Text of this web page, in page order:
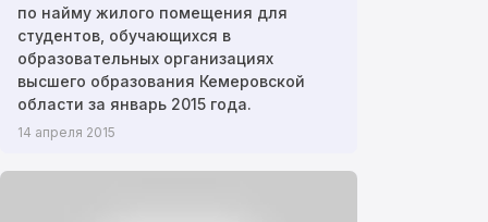
по найму жилого помещения для
студентов, обучающихся в
образовательных организациях
высшего образования Кемеровской
области за январь 2015 года.
14 апреля 2015